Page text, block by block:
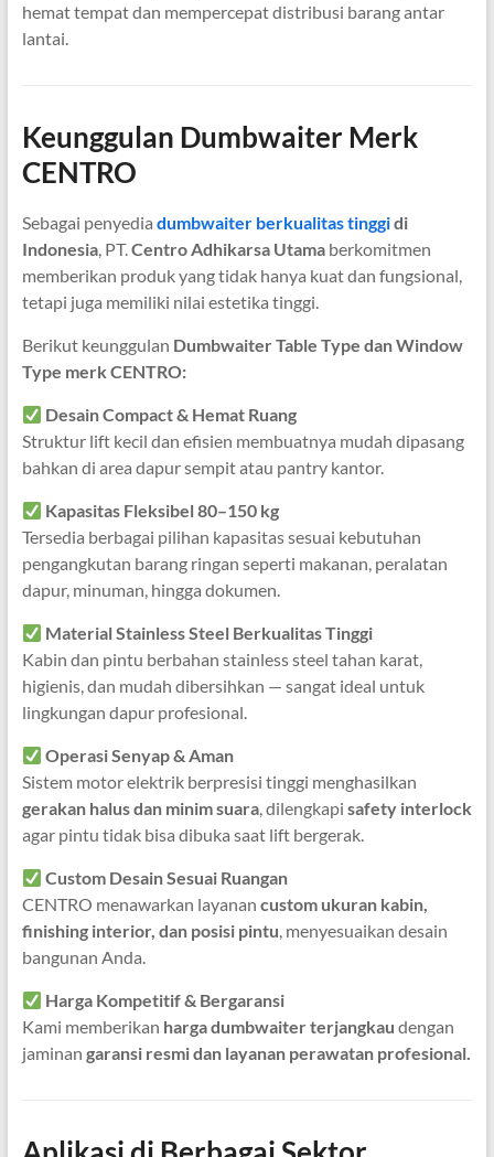
hemat tempat dan mempercepat distribusi barang antar
lantai.
Keunggulan Dumbwaiter Merk
CENTRO
Sebagai penyedia dumbwaiter berkualitas tinggidi
Indonesia, PT.Centro Adhikarsa Utamaberkomitmen
memberikan produk yang tidak hanya kuat dan fungsional,
tetapi juga memiliki nilai estetika tinggi.
Berikut keunggulan Dumbwaiter Table Type dan Window
Type merk CENTRO:
Desain Compact & Hemat Ruang
Struktur lift kecil dan efisien membuatnya mudah dipasang
bahkan di area dapur sempit atau pantry kantor.
Kapasitas Fleksibel 80–150 kg
Tersedia berbagai pilihan kapasitas sesuai kebutuhan
pengangkutan barang ringan seperti makanan, peralatan
dapur, minuman, hingga dokumen.
Material Stainless Steel Berkualitas Tinggi
Kabin dan pintu berbahan stainless steel tahan karat,
higienis, dan mudah dibersihkan — sangat ideal untuk
lingkungan dapur profesional.
Operasi Senyap & Aman
Sistem motor elektrik berpresisi tinggi menghasilkan
gerakan halus dan minim suara, dilengkapi safety interlock
agar pintu tidak bisa dibuka saat lift bergerak.
Custom Desain Sesuai Ruangan
CENTRO menawarkan layanan custom ukuran kabin,
finishing interior, dan posisi pintu, menyesuaikan desain
bangunan Anda.
Harga Kompetitif & Bergaransi
Kami memberikan harga dumbwaiter terjangkau dengan
jaminan garansi resmi dan layanan perawatan profesional.